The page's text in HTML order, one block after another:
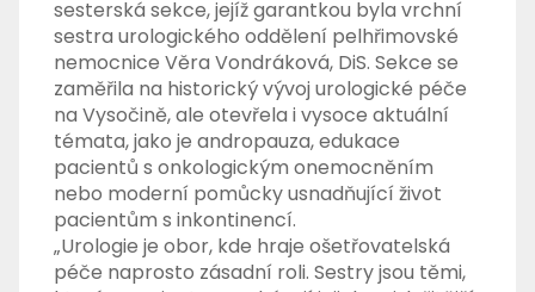
sesterská sekce, jejíž garantkou byla vrchní
sestra urologického oddělení pelhřimovské
nemocnice Věra Vondráková, DiS. Sekce se
zaměřila na historický vývoj urologické péče
na Vysočině, ale otevřela i vysoce aktuální
témata, jako je andropauza, edukace
pacientů s onkologickým onemocněním
nebo moderní pomůcky usnadňující život
pacientům s inkontinencí.
„Urologie je obor, kde hraje ošetřovatelská
péče naprosto zásadní roli. Sestry jsou těmi,